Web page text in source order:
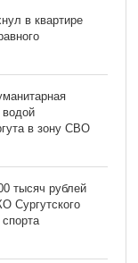
в квартире
в зону СВО
тысяч рублей
Сургутского